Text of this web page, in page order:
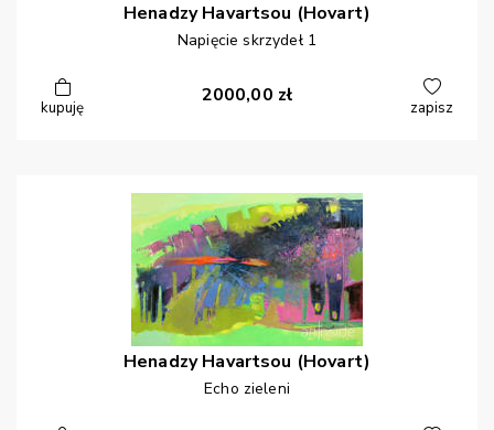
Henadzy Havartsou (Hovart)
Napięcie skrzydeł 1
kupuję
2000,00 zł
zapisz
Henadzy Havartsou (Hovart)
Echo zieleni